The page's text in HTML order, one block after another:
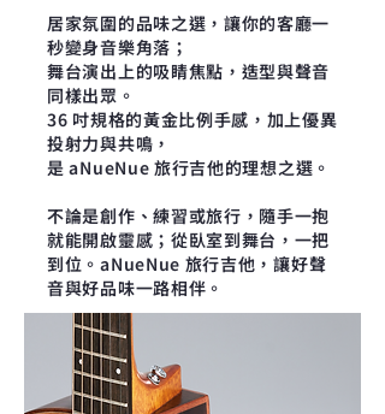
居家氛圍的品味之選，讓你的客廳一
秒變身音樂角落；
舞台演出上的吸睛焦點，造型與聲音
同樣出眾。
36 吋規格的黃金比例手感，加上優異
投射力與共鳴，
是 aNueNue 旅行吉他的理想之選。
不論是創作、練習或旅行，隨手一抱
就能開啟靈感；從臥室到舞台，一把
到位。aNueNue 旅行吉他，讓好聲
音與好品味一路相伴。